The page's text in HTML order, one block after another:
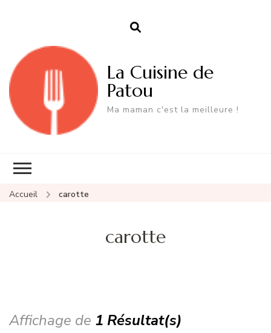
La Cuisine de
Patou
Ma maman c'est la meilleure !
Accueil carotte
carotte
Affichage de 1 Résultat(s)